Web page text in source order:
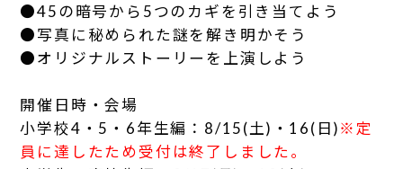
●45の暗号から5つのカギを引き当てよう
●写真に秘められた謎を解き明かそう
●オリジナルストーリーを上演しよう
開催日時・会場
小学校4・5・6年生編：8/15(土)・16(日)※定
員に達したため受付は終了しました。